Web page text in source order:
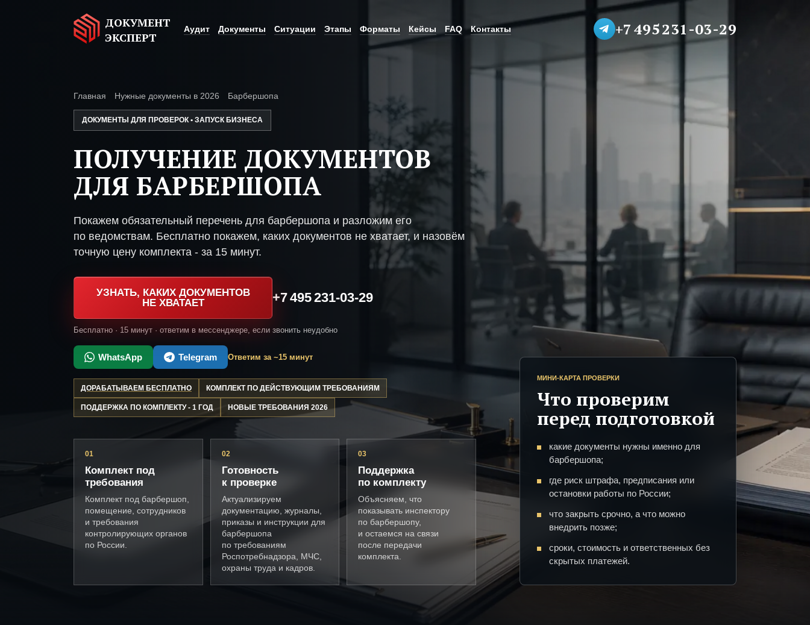
ДОКУМЕНТ
ЭКСПЕРТ
Аудит Документы Ситуации Этапы Форматы Кейсы FAQ Контакты +7 495 231-03-29
Главная Нужные документы в 2026 Барбершопа
ДОКУМЕНТЫ ДЛЯ ПРОВЕРОК • ЗАПУСК БИЗНЕСА
ПОЛУЧЕНИЕ ДОКУМЕНТОВ
ДЛЯ БАРБЕРШОПА
Покажем обязательный перечень для барбершопа и разложим его
по ведомствам. Бесплатно покажем, каких документов не хватает, и назовём
точную цену комплекта - за 15 минут.
УЗНАТЬ, КАКИХ ДОКУМЕНТОВ
НЕ ХВАТАЕТ
+7 495 231-03-29
Бесплатно · 15 минут · ответим в мессенджере, если звонить неудобно
WhatsApp Telegram Ответим за ~15 минут
ДОРАБАТЫВАЕМ БЕСПЛАТНО КОМПЛЕКТ ПО ДЕЙСТВУЮЩИМ ТРЕБОВАНИЯМ
ПОДДЕРЖКА ПО КОМПЛЕКТУ - 1 ГОД НОВЫЕ ТРЕБОВАНИЯ 2026
01
Комплект под
требования
Комплект под барбершоп,
помещение, сотрудников
и требования
контролирующих органов
по России.
02
Готовность
к проверке
Актуализируем
документацию, журналы,
приказы и инструкции для
барбершопа
по требованиям
Роспотребнадзора, МЧС,
охраны труда и кадров.
03
Поддержка
по комплекту
Объясняем, что
показывать инспектору
по барбершопу,
и остаемся на связи
после передачи
комплекта.
МИНИ-КАРТА ПРОВЕРКИ
Что проверим
перед подготовкой
какие документы нужны именно для
барбершопа;
где риск штрафа, предписания или
остановки работы по России;
что закрыть срочно, а что можно
внедрить позже;
сроки, стоимость и ответственных без
скрытых платежей.